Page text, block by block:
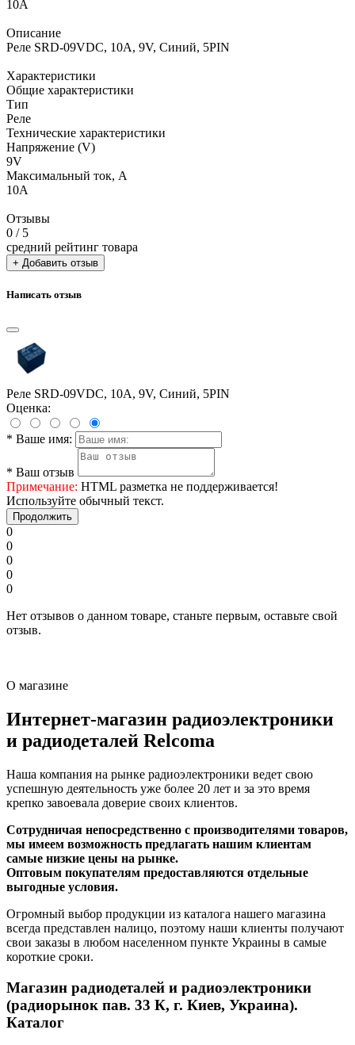
10А
Описание
Реле SRD-09VDC, 10А, 9V, Синий, 5PIN
Характеристики
Общие характеристики
Тип
Реле
Технические характеристики
Напряжение (V)
9V
Максимальный ток, А
10А
Отзывы
0 / 5
средний рейтинг товара
+ Добавить отзыв
Написать отзыв
Реле SRD-09VDC, 10А, 9V, Синий, 5PIN
Оценка:
* Ваше имя:
* Ваш отзыв
Примечание: HTML разметка не поддерживается!
Используйте обычный текст.
Продолжить
0
0
0
0
0
Нет отзывов о данном товаре, станьте первым, оставьте свой
отзыв.
О магазине
Интернет-магазин радиоэлектроники
и радиодеталей Relcoma
Наша компания на рынке радиоэлектроники ведет свою
успешную деятельность уже более 20 лет и за это время
крепко завоевала доверие своих клиентов.
Сотрудничая непосредственно с производителями товаров,
мы имеем возможность предлагать нашим клиентам
самые низкие цены на рынке.
Оптовым покупателям предоставляются отдельные
выгодные условия.
Огромный выбор продукции из каталога нашего магазина
всегда представлен налицо, поэтому наши клиенты получают
свои заказы в любом населенном пункте Украины в самые
короткие сроки.
Магазин радиодеталей и радиоэлектроники
(радиорынок пав. 33 К, г. Киев, Украина).
Каталог